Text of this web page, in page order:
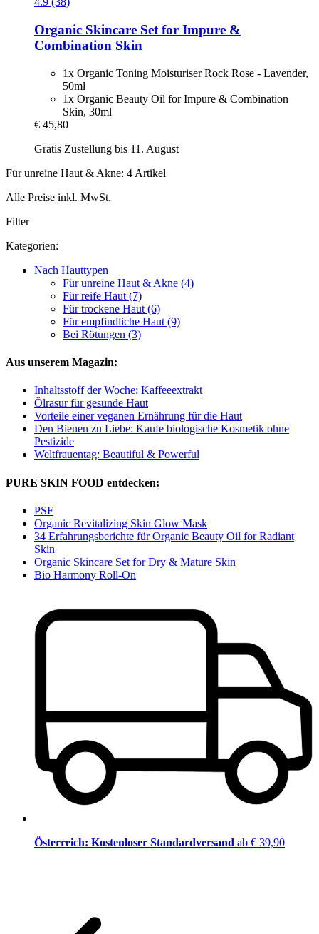
Organic Skincare Set for Impure &
Combination Skin
1x Organic Toning Moisturiser Rock Rose - Lavender,
50ml
1x Organic Beauty Oil for Impure & Combination
Skin, 30ml
€ 45,80
Gratis Zustellung bis 11. August
Für unreine Haut & Akne: 4 Artikel
Alle Preise inkl. MwSt.
Filter
Kategorien:
Nach Hauttypen
Für unreine Haut & Akne (4)
Für reife Haut (7)
Für trockene Haut (6)
Für empfindliche Haut (9)
Bei Rötungen (3)
Aus unserem Magazin:
Inhaltsstoff der Woche: Kaffeeextrakt
Ölrasur für gesunde Haut
Vorteile einer veganen Ernährung für die Haut
Den Bienen zu Liebe: Kaufe biologische Kosmetik ohne
Pestizide
Weltfrauentag: Beautiful & Powerful
PURE SKIN FOOD entdecken:
PSF
Organic Revitalizing Skin Glow Mask
34 Erfahrungsberichte für Organic Beauty Oil for Radiant
Skin
Organic Skincare Set for Dry & Mature Skin
Bio Harmony Roll-On
Österreich: Kostenloser Standardversand ab € 39,90